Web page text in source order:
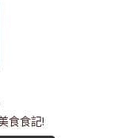
食食記!